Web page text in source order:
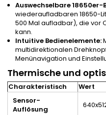
Auswechselbare 18650er-
wiederaufladbaren 18650-
500 Mal aufladbar), die vor
kann.
Intuitive Bedienelemente:
multidirektionalen
Menünavigation und
Thermische und
Charakteristisch
Wert
Sensor-
Auflösung